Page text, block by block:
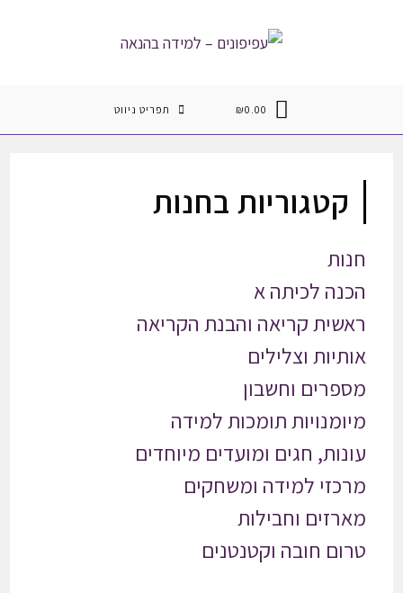
₪0.00 תפריט ניווט
קטגוריות בחנות
חנות
הכנה לכיתה א
ראשית קריאה והבנת הקריאה
אותיות וצלילים
מספרים וחשבון
מיומנויות תומכות למידה
עונות, חגים ומועדים מיוחדים
מרכזי למידה ומשחקים
מארזים וחבילות
טרום חובה וקטנטנים